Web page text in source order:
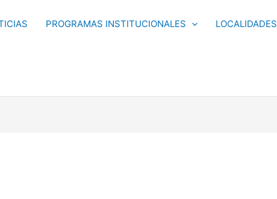
PROGRAMAS INSTITUCIONALES LOCALIDADES